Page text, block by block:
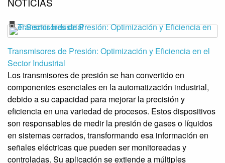
Transmisores de Presión: Optimización y Eficiencia en el
Sector Industrial
Los transmisores de presión se han convertido en
componentes esenciales en la automatización industrial,
debido a su capacidad para mejorar la precisión y
eficiencia en una variedad de procesos. Estos dispositivos
son responsables de medir la presión de gases o líquidos
en sistemas cerrados, transformando esa información en
señales eléctricas que pueden ser monitoreadas y
controladas. Su aplicación se extiende a múltiples